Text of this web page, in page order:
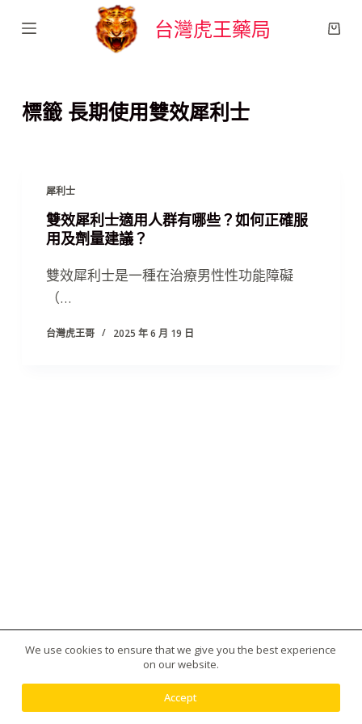
跳
內
台灣虎王藥局
標籤長期使用雙效犀利士
犀利士
雙效犀利士適用人群有哪些？如何正確服
用及劑量建議？
雙效犀利士是一種在治療男性性功能障礙
（…
台灣虎王哥 2025 年 6 月 19 日
版權所有 © 2026 台灣虎王藥局|犀利士|威而鋼|日本藤
We use cookies to ensure that we give you the best experience
on our website.
Accept